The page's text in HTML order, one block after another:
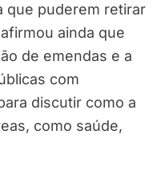
que puderem retirar
ainda que
de emendas e a
com
discutir como a
como saúde,